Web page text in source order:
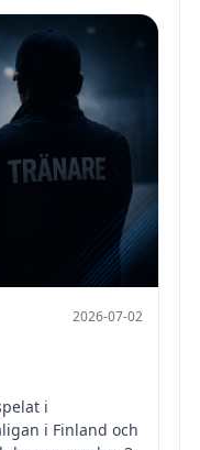
2026-07-02
i
i Finland och